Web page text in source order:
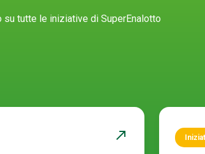
su tutte le iniziative di SuperEnalotto
north_east